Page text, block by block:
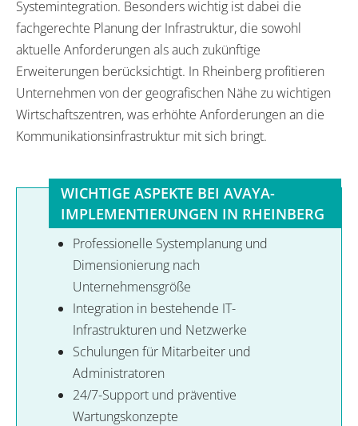
Systemintegration. Besonders wichtig ist dabei die
fachgerechte Planung der Infrastruktur, die sowohl
aktuelle Anforderungen als auch zukünftige
Erweiterungen berücksichtigt. In Rheinberg profitieren
Unternehmen von der geografischen Nähe zu wichtigen
Wirtschaftszentren, was erhöhte Anforderungen an die
Kommunikationsinfrastruktur mit sich bringt.
WICHTIGE ASPEKTE BEI AVAYA-
IMPLEMENTIERUNGEN IN RHEINBERG
Professionelle Systemplanung und
Dimensionierung nach
Unternehmensgröße
Integration in bestehende IT-
Infrastrukturen und Netzwerke
Schulungen für Mitarbeiter und
Administratoren
24/7-Support und präventive
Wartungskonzepte